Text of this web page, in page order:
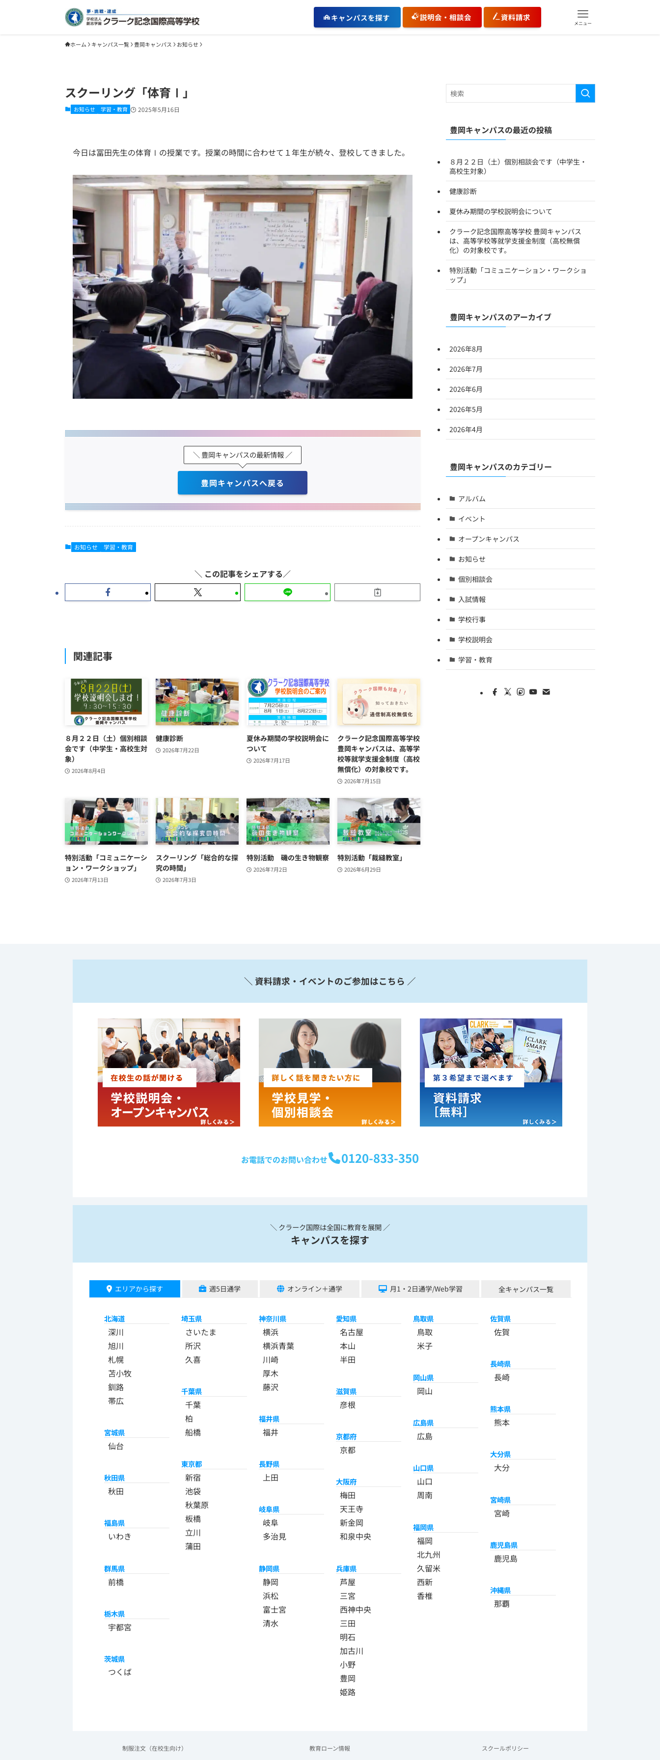
キャンパスを探す 説明会・相談会 資料請求
メニュー
ホーム キャンパス一覧 豊岡キャンパス お知らせ
スクーリング「体育Ⅰ」
お知らせ 学習・教育 2025年5月16日
今日は冨田先生の体育Ⅰの授業です。授業の時間に合わせて１年生が続々、登校してきました。
＼ 豊岡キャンパスの最新情報 ／
豊岡キャンパスへ戻る
お知らせ 学習・教育
関連記事
８月２２日（土）個別相談
会です（中学生・高校生対
象）
2026年8月4日
健康診断
2026年7月22日
夏休み期間の学校説明会に
ついて
2026年7月17日
クラーク記念国際高等学校
豊岡キャンパスは、高等学
校等就学支援金制度（高校
無償化）の対象校です。
2026年7月15日
特別活動「コミュニケーシ
ョン・ワークショップ」
2026年7月13日
スクーリング「総合的な探
究の時間」
2026年7月3日
特別活動 磯の生き物観察
2026年7月2日
特別活動「裁縫教室」
2026年6月29日
豊岡キャンパスの最近の投稿
８月２２日（土）個別相談会です（中学生・
高校生対象）
健康診断
夏休み期間の学校説明会について
クラーク記念国際高等学校 豊岡キャンパス
は、高等学校等就学支援金制度（高校無償
化）の対象校です。
特別活動「コミュニケーション・ワークショ
ップ」
豊岡キャンパスのアーカイブ
2026年8月
2026年7月
2026年6月
2026年5月
2026年4月
豊岡キャンパスのカテゴリー
アルバム
イベント
オープンキャンパス
お知らせ
個別相談会
入試情報
学校行事
学校説明会
学習・教育
＼ 資料請求・イベントのご参加はこちら ／
お電話でのお問い合わせ 0120-833-350
＼ クラーク国際は全国に教育を展開 ／
キャンパスを探す
エリアから探す 週5日通学 オンライン＋通学 月1・2日通学/Web学習 全キャンパス一覧
北海道
深川
旭川
札幌
苫小牧
釧路
帯広
宮城県
仙台
秋田県
秋田
福島県
いわき
群馬県
前橋
栃木県
宇都宮
茨城県
つくば
埼玉県
さいたま
所沢
久喜
千葉県
千葉
柏
船橋
東京都
新宿
池袋
秋葉原
板橋
立川
蒲田
神奈川県
横浜
横浜青葉
川崎
厚木
藤沢
福井県
福井
長野県
上田
岐阜県
岐阜
多治見
静岡県
静岡
浜松
富士宮
清水
愛知県
名古屋
本山
半田
滋賀県
彦根
京都府
京都
大阪府
梅田
天王寺
新金岡
和泉中央
兵庫県
芦屋
三宮
西神中央
三田
明石
加古川
小野
豊岡
姫路
鳥取県
鳥取
米子
岡山県
岡山
広島県
広島
山口県
山口
周南
福岡県
福岡
北九州
久留米
西新
香椎
佐賀県
佐賀
長崎県
長崎
熊本県
熊本
大分県
大分
宮崎県
宮崎
鹿児島県
鹿児島
沖縄県
那覇
制服注文（在校生向け） 教育ローン情報 スクールポリシー